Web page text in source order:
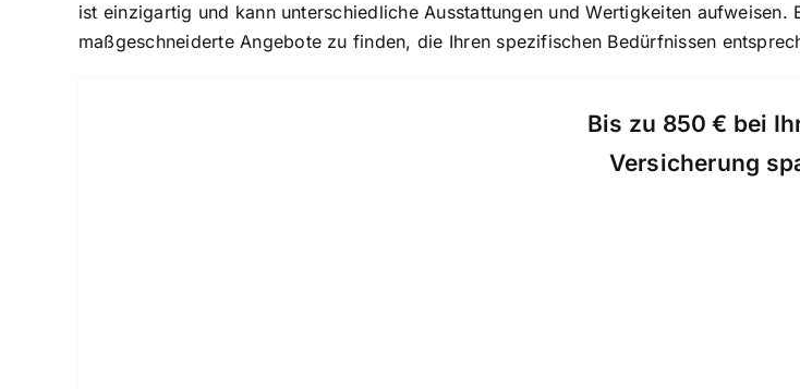
ist einzigartig und kann unterschiedliche Ausstattungen und Wertigkeiten
maßgeschneiderte Angebote zu finden, die Ihren spezifischen Bedürfnissen
Bis zu 850 € bei
Versicherung